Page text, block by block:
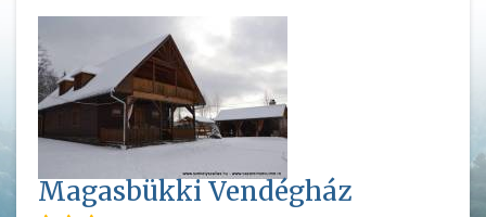
Magasbükki Vendégház